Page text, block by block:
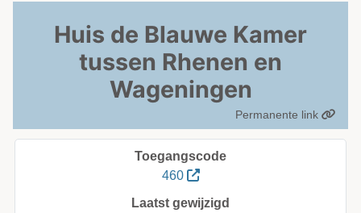
Huis de Blauwe Kamer
tussen Rhenen en
Wageningen
Permanente link
Toegangscode
460
Laatst gewijzigd